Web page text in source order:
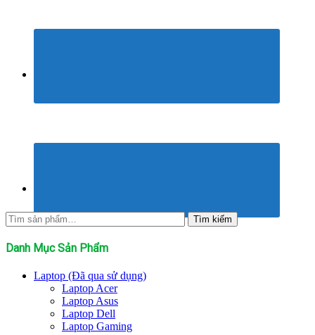
Tìm
kiếm:
Tìm kiếm
Danh Mục Sản Phẩm
Laptop (Đã qua sử dụng)
Laptop Acer
Laptop Asus
Laptop Dell
Laptop Gaming